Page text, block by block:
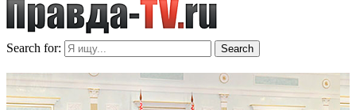
Search for: Search